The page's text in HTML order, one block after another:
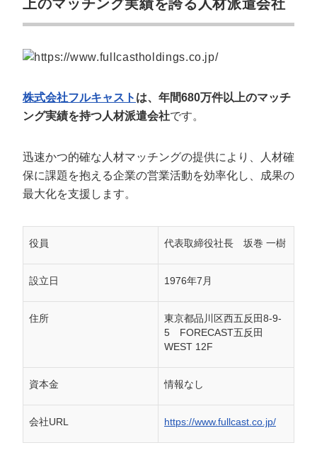
上のマッチング実績を誇る人材派遣会社
株式会社フルキャスト は、年間680万件以上のマッチ
ング実績を持つ人材派遣会社です。
迅速かつ的確な人材マッチングの提供により、人材確
保に課題を抱える企業の営業活動を効率化し、成果の
最大化を支援します。
役員 代表取締役社長 坂巻 一樹
設立日 1976年7月
住所
東京都品川区西五反田8-9-
5 FORECAST五反田
WEST 12F
資本金 情報なし
会社URL https://www.fullcast.co.jp/